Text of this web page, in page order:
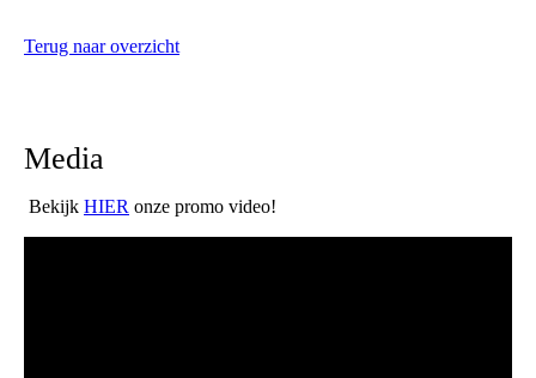
Terug naar overzicht
Media
Bekijk HIER onze promo video!